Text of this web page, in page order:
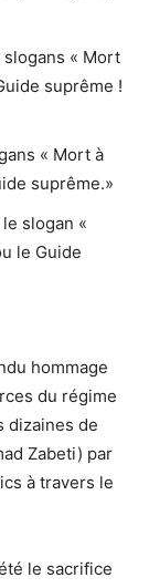
« Mort
suprême !
« Mort à
suprême.»
slogan «
le Guide
hommage
du régime
dizaines de
Zabeti) par
à travers le
le sacrifice